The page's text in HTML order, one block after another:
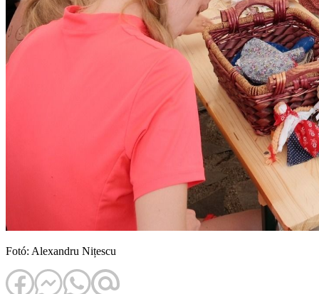
Fotó: Alexandru Nițescu